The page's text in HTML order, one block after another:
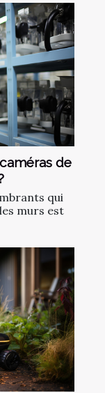
de
qui
murs est